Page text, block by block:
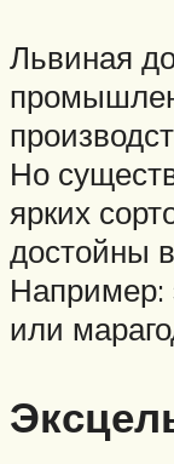
Львиная
Но
ярких
достойны
Например:
или